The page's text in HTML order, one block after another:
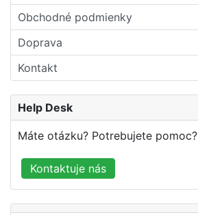
Obchodné podmienky
Doprava
Kontakt
Help Desk
Máte otázku? Potrebujete pomoc?
Kontaktuje nás